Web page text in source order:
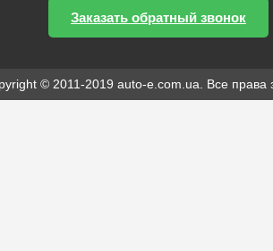
Заказать обратный звонок
© 2011-2019 auto-e.com.ua. Все